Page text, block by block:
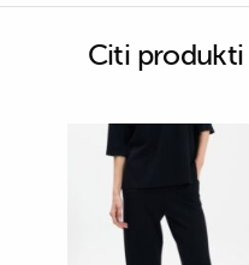
Citi produkti